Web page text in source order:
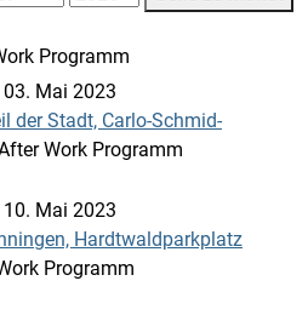
Programm
Mai 2023
der Stadt, Carlo-Schmid-
Work Programm
Mai 2023
Hardtwaldparkplatz
Programm